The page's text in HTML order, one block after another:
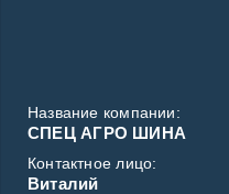
Название компании:
СПЕЦ АГРО ШИНА
Контактное лицо:
Виталий